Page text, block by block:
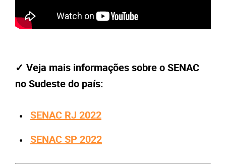
✓ Veja mais informações sobre o SENAC
no Sudeste do país:
SENAC RJ 2022
SENAC SP 2022